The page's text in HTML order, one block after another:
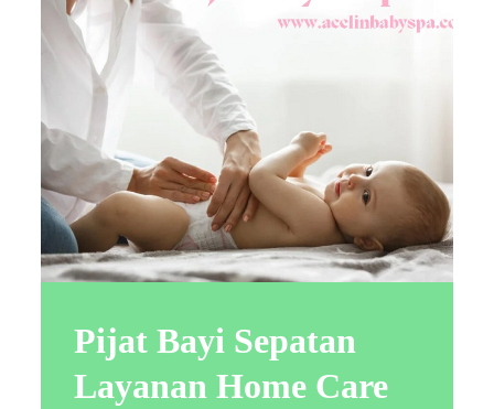
Pijat Bayi Sepatan
Layanan Home Care